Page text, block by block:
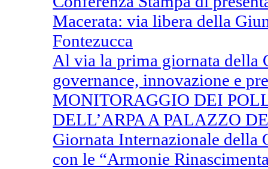
Macerata: via libera della
Fontezucca
Al via la prima giornata della
governance, innovazione e
MONITORAGGIO DEI
DELL’ARPA A PALAZZO
Giornata Internazionale della
con le “Armonie